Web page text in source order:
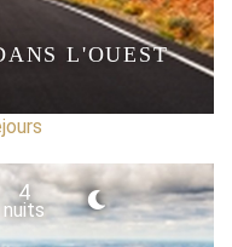
L'OUEST
4
nuits